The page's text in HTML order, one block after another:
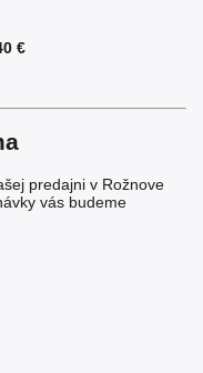
€
predajni v Rožnove
vás budeme